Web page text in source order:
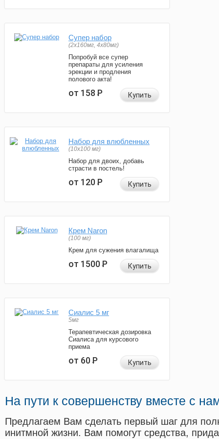
Супер набор
(2х160мг, 4х80мг)
Попробуй все супер
препараты для усиления
эрекции и продления
полового акта!
от 158Р Купить
Набор для влюбленных
(10х100 мг)
Набор для двоих, добавь
страсти в постель!
от 120Р Купить
Крем Naron
(100 мг)
Крем для сужения влагалища
от 1500Р Купить
Сиалис 5 мг
5мг
Терапевтическая дозировка
Сиалиса для курсового
приема
от 60Р Купить
На пути к совершенству вместе с
Предлагаем Вам сделать первый шаг для
инитмной жизни. Вам помогут средства,